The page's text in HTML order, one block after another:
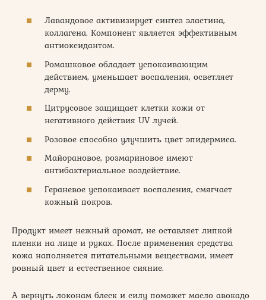
Лавандовое активизирует синтез эластина,
коллагена. Компонент является эффективным
антиоксидантом.
Ромашковое обладает успокаивающим
действием, уменьшает воспаления, осветляет
дерму.
Цитрусовое защищает клетки кожи от
негативного действия UV лучей.
Розовое способно улучшить цвет эпидермиса.
Майорановое, розмариновое имеют
антибактериальное воздействие.
Гераневое успокаивает воспаления, смягчает
кожный покров.
Продукт имеет нежный аромат, не оставляет липкой
пленки на лице и руках. После применения средства
кожа наполняется питательными веществами, имеет
ровный цвет и естественное сияние.
А вернуть локонам блеск и силу поможет масло авокадо